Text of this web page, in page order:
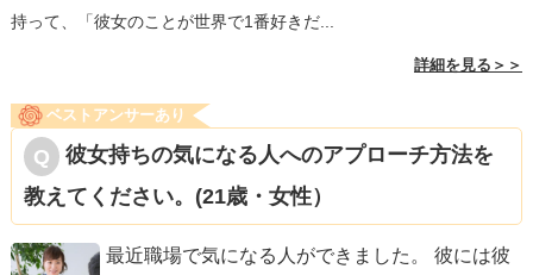
持って、「彼女のことが世界で1番好きだ...
詳細を見る＞＞
ベストアンサーあり
彼女持ちの気になる人へのアプローチ方法を
教えてください。(21歳・女性）
最近職場で気になる人ができました。 彼には彼